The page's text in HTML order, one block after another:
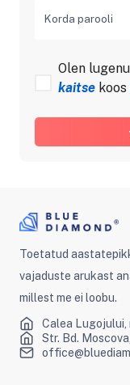
Korda parooli
Olen
kaitsekoos
Toetatud
vajaduste arukast
millest me ei loobu.
Calea Lugojului,
Str. Bd.